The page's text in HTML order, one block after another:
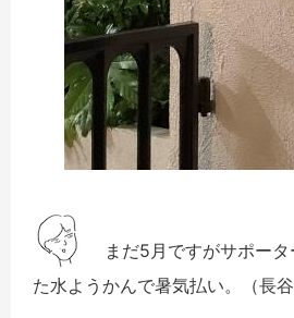
まだ5月ですがサポータ
た水ようかんで暑気払い。（長谷